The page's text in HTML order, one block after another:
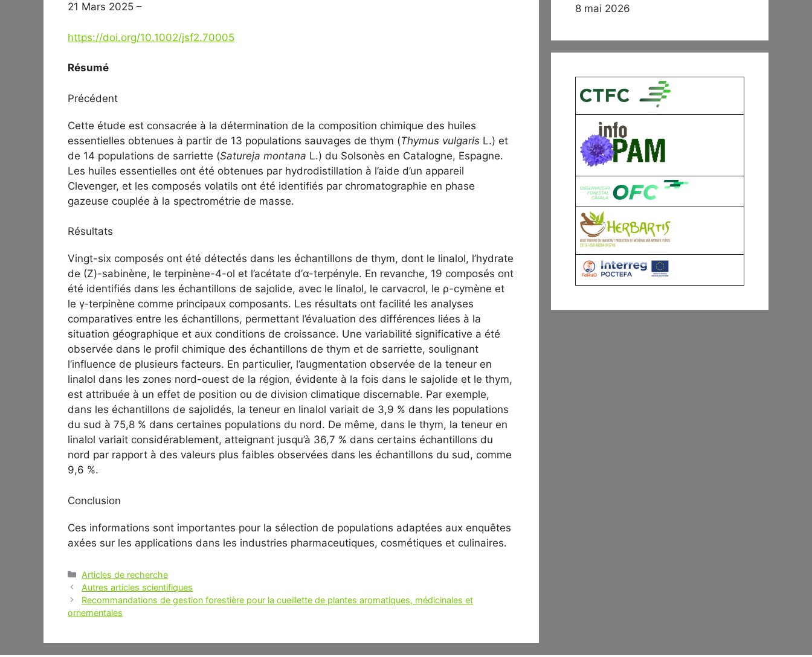
21 Mars 2025 –
https://doi.org/10.1002/jsf2.70005
Résumé
Précédent
Cette étude est consacrée à la détermination de la composition chimique des huiles
essentielles obtenues à partir de 13 populations sauvages de thym (Thymus vulgaris L.) et
de 14 populations de sarriette (Satureja montana L.) du Solsonès en Catalogne, Espagne.
Les huiles essentielles ont été obtenues par hydrodistillation à l’aide d’un appareil
Clevenger, et les composés volatils ont été identifiés par chromatographie en phase
gazeuse couplée à la spectrométrie de masse.
Résultats
Vingt-six composés ont été détectés dans les échantillons de thym, dont le linalol, l’hydrate
de (Z)-sabinène, le terpinène-4-ol et l’acétate d’α-terpényle. En revanche, 19 composés ont
été identifiés dans les échantillons de sajolide, avec le linalol, le carvacrol, le ρ-cymène et
le γ-terpinène comme principaux composants. Les résultats ont facilité les analyses
comparatives entre les échantillons, permettant l’évaluation des différences liées à la
situation géographique et aux conditions de croissance. Une variabilité significative a été
observée dans le profil chimique des échantillons de thym et de sarriette, soulignant
l’influence de plusieurs facteurs. En particulier, l’augmentation observée de la teneur en
linalol dans les zones nord-ouest de la région, évidente à la fois dans le sajolide et le thym,
est attribuée à un effet de position ou de division climatique discernable. Par exemple,
dans les échantillons de sajolidés, la teneur en linalol variait de 3,9 % dans les populations
du sud à 75,8 % dans certaines populations du nord. De même, dans le thym, la teneur en
linalol variait considérablement, atteignant jusqu’à 36,7 % dans certains échantillons du
nord par rapport à des valeurs plus faibles observées dans les échantillons du sud, comme
9,6 %.
Conclusion
Ces informations sont importantes pour la sélection de populations adaptées aux enquêtes
axées sur les applications dans les industries pharmaceutiques, cosmétiques et culinaires.
Catégories
Articles de recherche
Navigation
des
articles
Autres articles scientifiques
Recommandations de gestion forestière pour la cueillette de plantes aromatiques, médicinales et
ornementales
8 mai 2026